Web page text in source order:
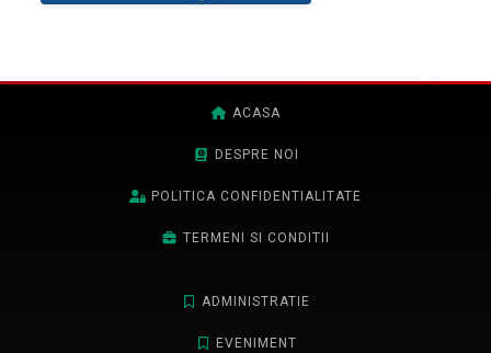
ACASA
DESPRE NOI
POLITICA CONFIDENTIALITATE
TERMENI SI CONDITII
ADMINISTRATIE
EVENIMENT